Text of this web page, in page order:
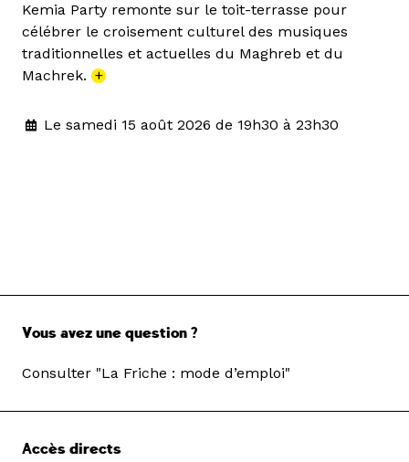
Kemia Party remonte sur le toit-terrasse pour
célébrer le croisement culturel des musiques
traditionnelles et actuelles du Maghreb et du
Machrek. +
Le samedi 15 août 2026 de 19h30 à 23h30
Vous avez une question ?
Consulter "La Friche : mode d’emploi"
Accès directs